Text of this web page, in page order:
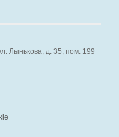
Лынькова, д. 35, пом. 199